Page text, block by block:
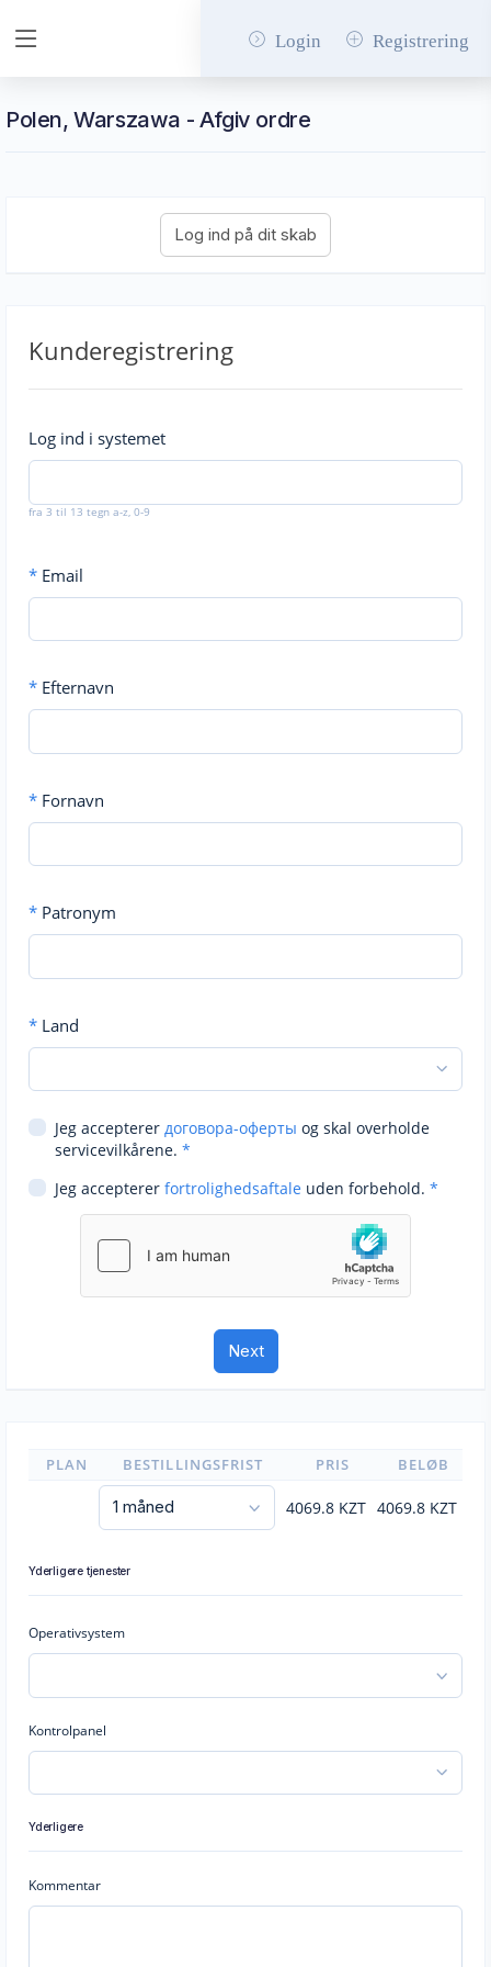
Login Registrering
Polen, Warszawa - Afgiv ordre
Kunderegistrering
Log ind i systemet
fra 3 til 13 tegn a-z, 0-9
* Email
* Efternavn
* Fornavn
* Patronym
* Land
Jeg accepterer договора-оферты og skal overholde
servicevilkårene. *
Jeg accepterer fortrolighedsaftale uden forbehold. *
PLAN BESTILLINGSFRIST PRIS BELØB
4069.8 KZT 4069.8 KZT
Yderligere tjenester
Operativsystem
Kontrolpanel
Yderligere
Kommentar